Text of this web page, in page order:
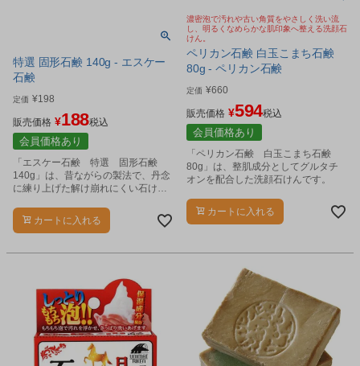
特選 固形石鹸 140g - エスケー
石鹸
定価 ¥198
販売価格 ¥188税込
会員価格あり
「エスケー石鹸 特選 固形石鹸
140g」は、昔ながらの製法で、丹念
に練り上げた解け崩れにくい石けん
カートに入れる
濃密泡で汚れや古い角質をやさしく洗い流
し、明るくなめらかな肌印象へ整える洗顔石
けん。
ペリカン石鹸 白玉こまち石鹸
80g - ペリカン石鹸
定価 ¥660
販売価格 ¥594税込
会員価格あり
「ペリカン石鹸 白玉こまち石鹸
80g」は、整肌成分としてグルタチ
オンを配合した洗顔石けんです。
カートに入れる